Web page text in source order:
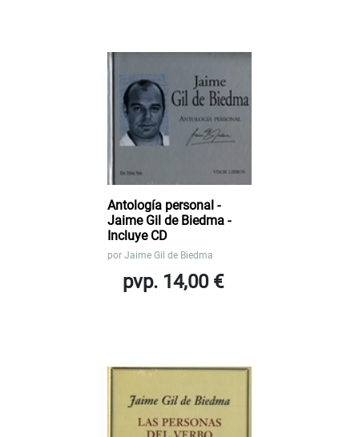
Antología personal -
Jaime Gil de Biedma -
Incluye CD
por Jaime Gil de Biedma
pvp. 14,00 €